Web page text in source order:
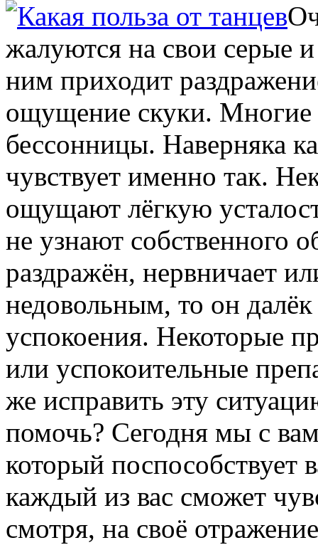
жалуются на свои серые
ним приходит
ощущение скуки. Многие
бессонницы. Наверняка
чувствует именно так.
ощущают лёгкую
не узнают собственного
раздражён, нервничает
недовольным, то он
успокоения. Некоторые
или успокоительные
же исправить эту
помочь? Сегодня мы с
который поспособствует
каждый из вас сможет
смотря, на своё